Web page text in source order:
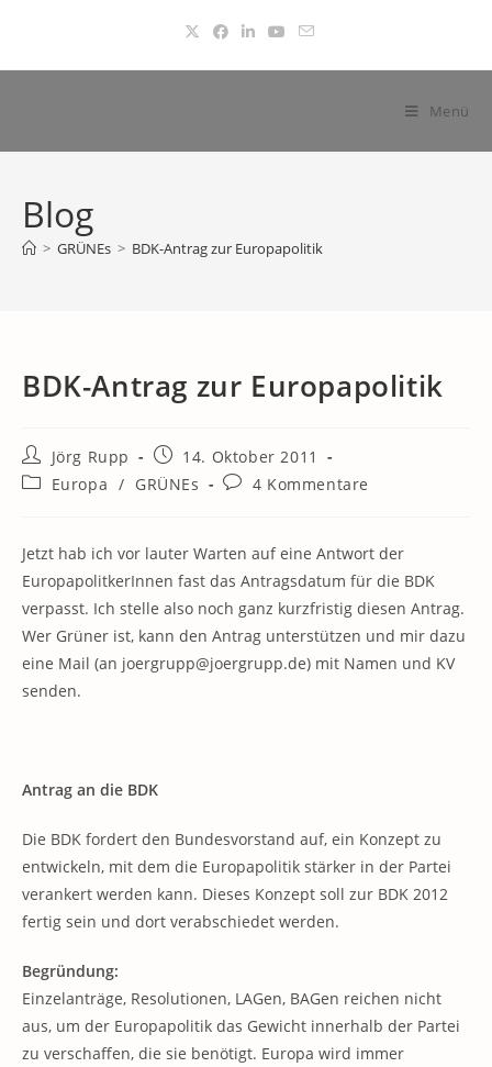
springen
Menü
Blog
> GRÜNEs > BDK-Antrag zur Europapolitik
BDK-Antrag zur Europapolitik
Beitrags-
Autor:
Jörg Rupp
Beitrag
veröffentlicht:
14. Oktober 2011
Beitrags-
Europa / GRÜNEs
Beitrags-
4 Kommentare
Jetzt hab ich vor lauter Warten auf eine Antwort der
EuropapolitkerInnen fast das Antragsdatum für die BDK
verpasst. Ich stelle also noch ganz kurzfristig diesen Antrag.
Wer Grüner ist, kann den Antrag unterstützen und mir dazu
eine Mail (an joergrupp@joergrupp.de) mit Namen und KV
senden.
Antrag an die BDK
Die BDK fordert den Bundesvorstand auf, ein Konzept zu
entwickeln, mit dem die Europapolitik stärker in der Partei
verankert werden kann. Dieses Konzept soll zur BDK 2012
fertig sein und dort verabschiedet werden.
Begründung:
Einzelanträge, Resolutionen, LAGen, BAGen reichen nicht
aus, um der Europapolitik das Gewicht innerhalb der Partei
zu verschaffen, die sie benötigt. Europa wird immer